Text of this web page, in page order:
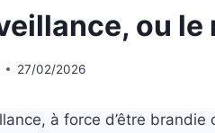
ou le
27/02/2026
à force d’être